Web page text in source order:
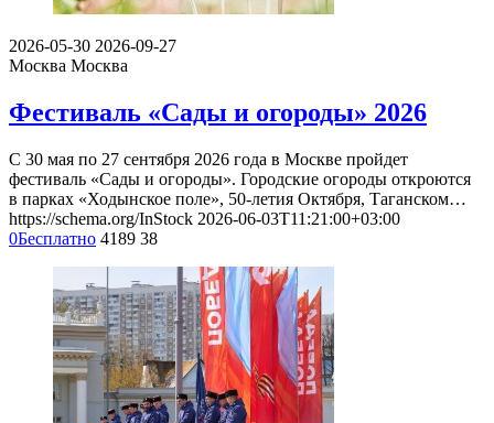
2026-05-30 2026-09-27
Москва Москва
Фестиваль «Сады и огороды» 2026
С 30 мая по 27 сентября 2026 года в Москве пройдет
фестиваль «Сады и огороды». Городские огороды откроются
в парках «Ходынское поле», 50-летия Октября, Таганском…
https://schema.org/InStock 2026-06-03T11:21:00+03:00
0Бесплатно 4189 38